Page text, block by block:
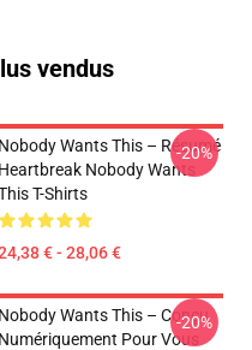
vendus
Nobody Wants This – Résumé
Heartbreak Nobody Wants
T-Shirts
€ - 28,06 €
-20%
Nobody Wants This – Conçu
Numériquement Pour Vous
-20%